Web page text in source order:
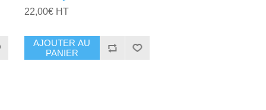
22,00€ HT
AJOUTER AU
PANIER